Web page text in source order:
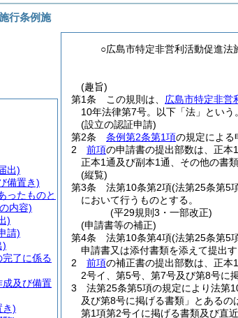
○広島市特定非営利活動促進法
(趣旨)
第1条
この規則は、 広島市特定非営
10年法律第7号。以下「法」という
(設立の認証申請)
第2条
条例第2条第1項の規定による
2
前項の申請書の提出部数は、正本
正本1通及び副本1通、その他の書
(縦覧)
第3条
法第10条第2項(法第25条第5
において行うものとする。
(平29規則3・一部改正)
(申請書等の補正)
第4条
法第10条第4項(法第25条第5
申請書又は添付書類を添えて提出
2
前項の補正書の提出部数は、正
2号イ、第5号、第7号及び第8号に
3
法第25条第5項の規定により法第
及び第8号に掲げる書類」とある
第1項第2号イに掲げる書類及び直
行条例施
出)
備置き)
ったものと
内容)
)
請)
)
了に係る
及び備置
き)